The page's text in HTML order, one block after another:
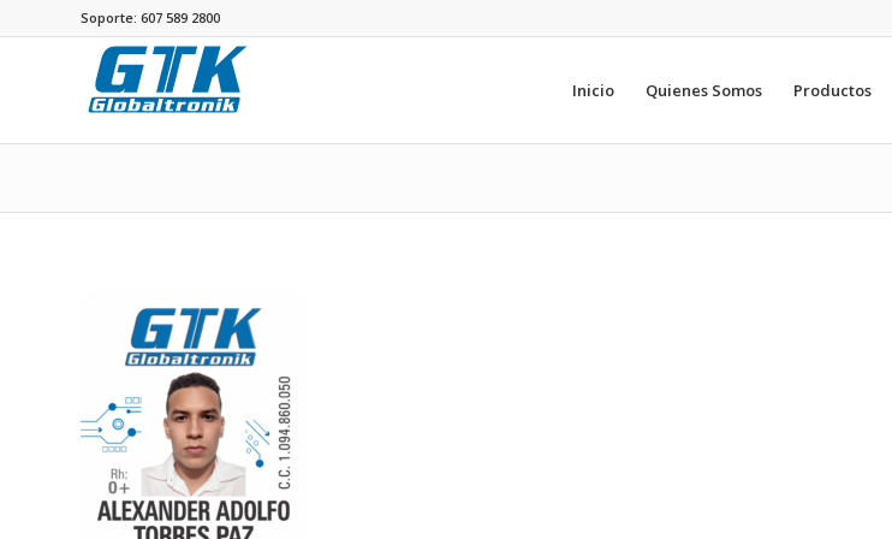
Soporte: 607 589 2800
Inicio Quienes Somos Productos